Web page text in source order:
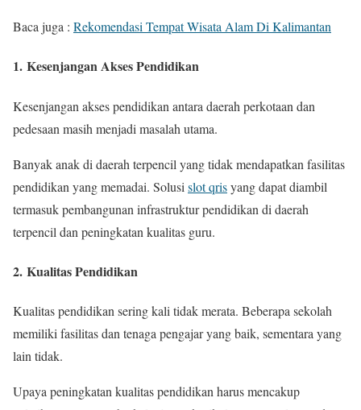
Baca juga : Rekomendasi Tempat Wisata Alam Di Kalimantan
1. Kesenjangan Akses Pendidikan
Kesenjangan akses pendidikan antara daerah perkotaan dan
pedesaan masih menjadi masalah utama.
Banyak anak di daerah terpencil yang tidak mendapatkan fasilitas
pendidikan yang memadai. Solusi slot qrisyang dapat diambil
termasuk pembangunan infrastruktur pendidikan di daerah
terpencil dan peningkatan kualitas guru.
2. Kualitas Pendidikan
Kualitas pendidikan sering kali tidak merata. Beberapa sekolah
memiliki fasilitas dan tenaga pengajar yang baik, sementara yang
lain tidak.
Upaya peningkatan kualitas pendidikan harus mencakup